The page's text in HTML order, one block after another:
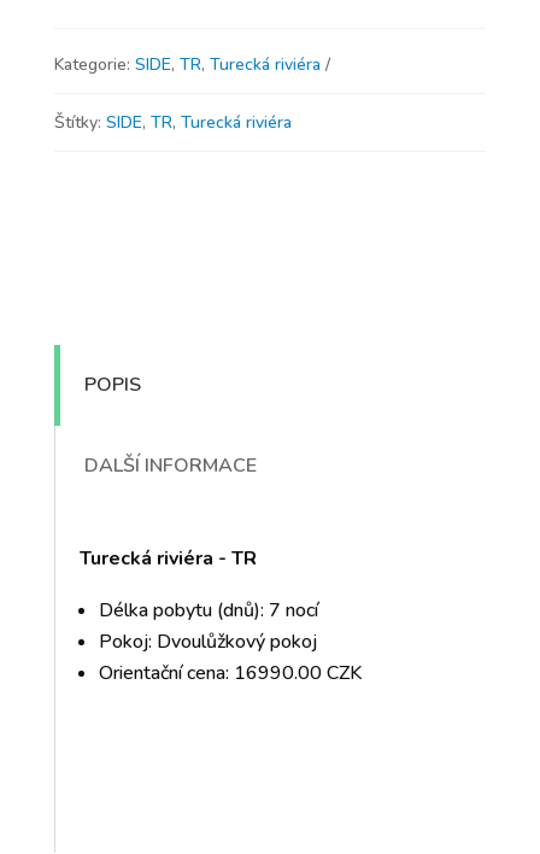
Kategorie: SIDE, TR, Turecká riviéra
Štítky: SIDE, TR, Turecká riviéra
POPIS
DALŠÍ INFORMACE
Turecká riviéra - TR
Délka pobytu (dnů): 7 nocí
Pokoj: Dvoulůžkový pokoj
Orientační cena: 16990.00 CZK